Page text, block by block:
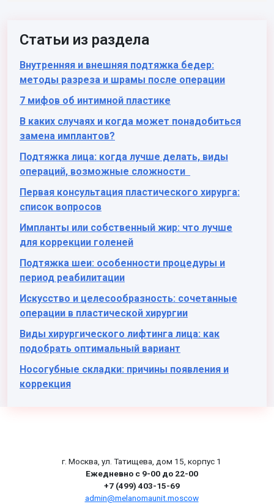
Статьи из раздела
Внутренняя и внешняя подтяжка бедер:
методы разреза и шрамы после операции
7 мифов об интимной пластике
В каких случаях и когда может понадобиться
замена имплантов?
Подтяжка лица: когда лучше делать, виды
операций, возможные сложности
Первая консультация пластического хирурга:
список вопросов
Импланты или собственный жир: что лучше
для коррекции голеней
Подтяжка шеи: особенности процедуры и
период реабилитации
Искусство и целесообразность: сочетанные
операции в пластической хирургии
Виды хирургического лифтинга лица: как
подобрать оптимальный вариант
Носогубные складки: причины появления и
коррекция
г. Москва, ул. Татищева, дом 15, корпус 1
Ежедневно с 9-00 до 22-00
+7 (499) 403-15-69
admin@melanomaunit.moscow